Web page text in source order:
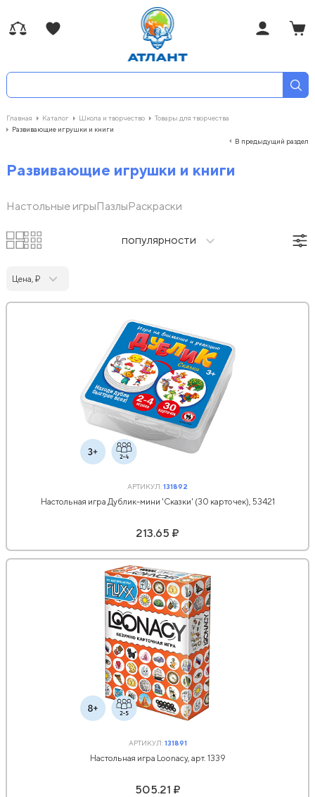
Главная Каталог Школа и творчество
Товары для творчества
Развивающие игрушки и книги
В предыдущий раздел
Развивающие игрушки и книги
Настольные игрыПазлыРаскраски
популярности
Цена, ₽
АРТИКУЛ:131892
Настольная игра Дублик-мини 'Сказки' (30 карточек), 53421
213.65 ₽
АРТИКУЛ:131891
Настольная игра Loonacy, арт. 1339
505.21 ₽